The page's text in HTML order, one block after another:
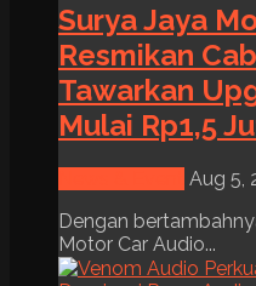
Surya Jaya
Resmikan
Tawarkan
Mulai Rp1,5
Aug 5,
Dengan
Motor Car Audio...